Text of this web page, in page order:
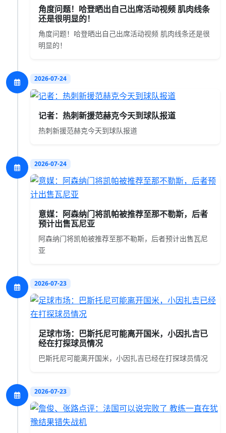
角度问题！哈登晒出自己出席活动视频 肌肉线条
还是很明显的！
角度问题！哈登晒出自己出席活动视频 肌肉线条还是很
明显的！
2026-07-24
记者：热刺新援范赫克今天到球队报道
热刺新援范赫克今天到球队报道
2026-07-24
意媒：阿森纳门将凯帕被推荐至那不勒斯，后者
预计出售瓦尼亚
阿森纳门将凯帕被推荐至那不勒斯，后者预计出售瓦尼
亚
2026-07-23
足球市场：巴斯托尼可能离开国米，小因扎吉已
经在打探球员情况
巴斯托尼可能离开国米，小因扎吉已经在打探球员情况
2026-07-23